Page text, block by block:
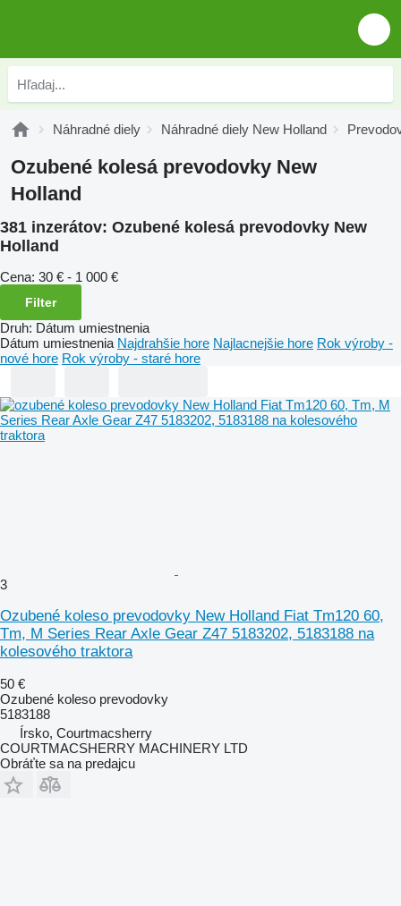
Náhradné diely Náhradné diely New Holland
Ozubené kolesá prevodovky New
Holland
381 inzerátov: Ozubené kolesá prevodovky New
Holland
Cena: 30 € - 1 000 €
Filter
Druh: Dátum umiestnenia
Dátum umiestnenia Najdrahšie hore Najlacnejšie hore Rok výroby -
nové hore Rok výroby - staré hore
3
Ozubené koleso prevodovky New Holland Fiat Tm120 60,
Tm, M Series Rear Axle Gear Z47 5183202, 5183188 na
kolesového traktora
50 €
Ozubené koleso prevodovky
5183188
Írsko, Courtmacsherry
COURTMACSHERRY MACHINERY LTD
Obráťte sa na predajcu